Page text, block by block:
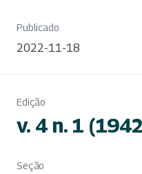
Publicado
2022-11-18
Edição
v. 4 n. 1
Seção